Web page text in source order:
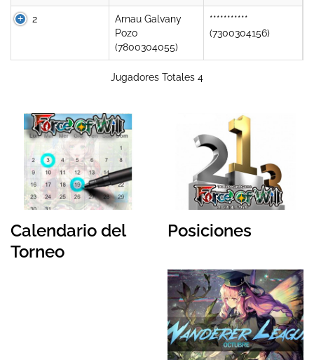
2
Arnau Galvany
Pozo
(7800304055)
***********
(7300304156)
Jugadores Totales 4
Calendario del
Torneo
Posiciones